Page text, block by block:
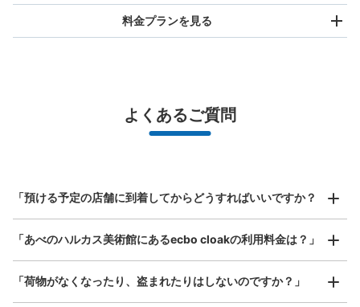
近鉄線大阪阿部野橋駅駅から徒歩5分
近鉄ウイング館B2F 中改札口を出て、近鉄に入って、奥の
スマホからお店と日時を
指定して事前予約
全国1,000箇所以上と提携
料金プランを見る
最大辺が45cm未満の大きさのお荷物（リュック、ハンド
バッグ、お手荷物など）
¥800/ 日
器、ベビーカーなど）
よくあるご質問
「預ける予定の店舗に到着してからどうすればいいですか？
「あべのハルカス美術館にあるecbo cloakの利用料金は？」
「荷物がなくなったり、盗まれたりはしないのですか？」